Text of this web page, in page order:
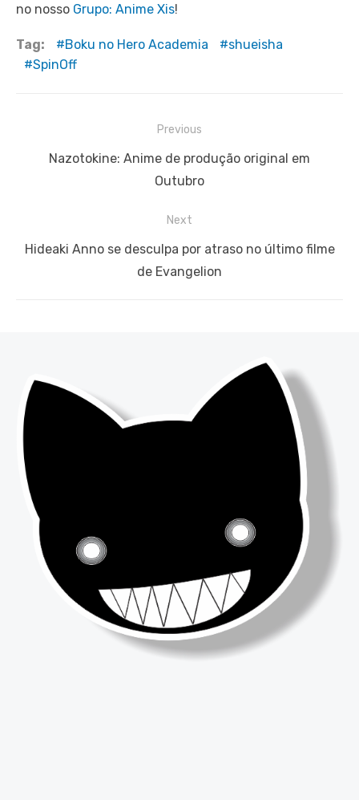
no nosso Grupo: Anime Xis!
Tag: Boku no Hero Academia
shueisha
SpinOff
Previous
Previous
Nazotokine: Anime de produção original em
Outubro
Next
Next
Hideaki Anno se desculpa por atraso no último filme
de Evangelion